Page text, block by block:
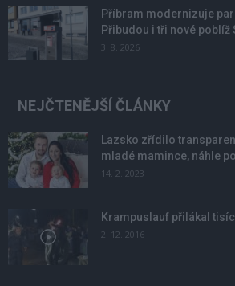
Příbram modernizuje
Přibudou i tři nové poblíž
3. 8. 2026
NEJČTENĚJŠÍ ČLÁNKY
Lazsko zřídilo
mladé mamince, náhle
14. 2. 2023
Krampuslauf přilákal
2. 12. 2016